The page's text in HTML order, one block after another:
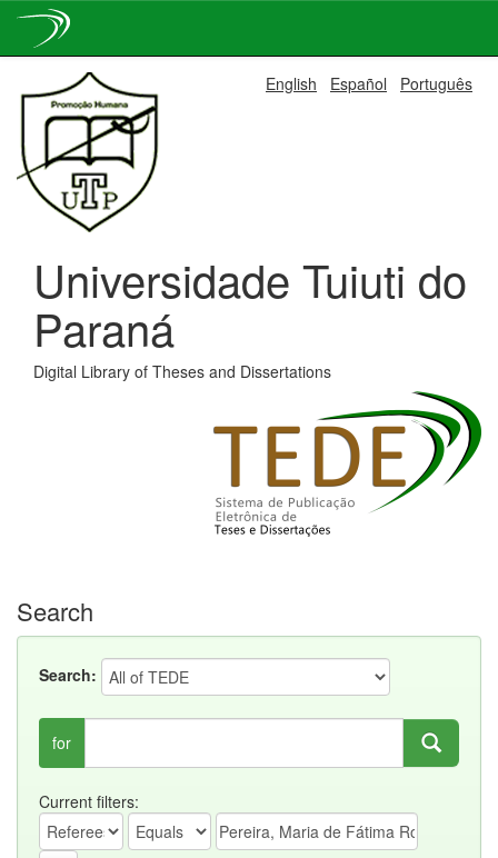
navigation
English Español Português
Universidade Tuiuti do
Paraná
Digital Library of Theses and Dissertations
Search
Search:
for
Current filters: